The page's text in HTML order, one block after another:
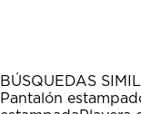
1
estrella
Esta
estrellas.
Esta
estrellas.
EstaEsta
BÚSQUEDAS
Pantalón